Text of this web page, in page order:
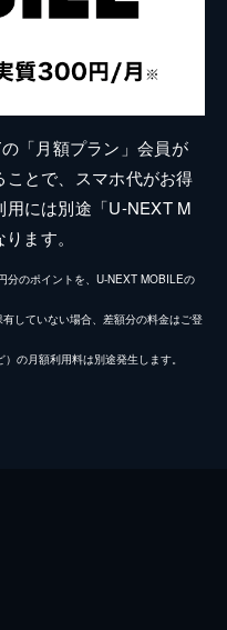
「月額プラン」会員が
とで、スマホ代がお得
には別途「U-NEXT M
ます。
分のポイントを、U-NEXT MOBILEの
していない場合、差額分の料金はご登
の月額利用料は別途発生します。